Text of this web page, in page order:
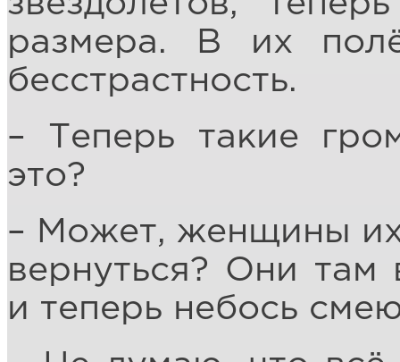
размера. В их
бесстрастность.
– Теперь такие
это?
– Может, женщины
вернуться? Они там
и теперь небось